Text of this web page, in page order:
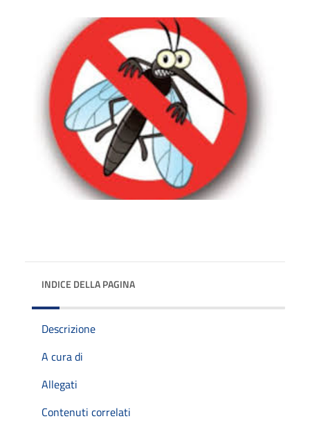
INDICE DELLA PAGINA
Descrizione
A cura di
Allegati
Contenuti correlati